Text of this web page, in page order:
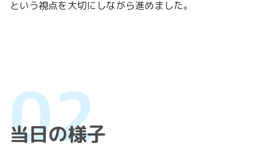
という視点を大切にしながら進めました。
当日の様子